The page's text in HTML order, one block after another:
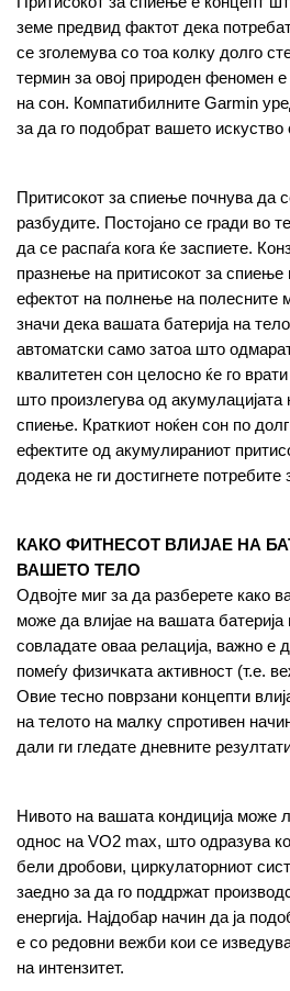
земе предвид фактот дека
се зголемува со тоа колку долго
термин за овој природен феномен
на сон. Компатибилните Garmin
за да го подобрат вашето искуство
Притисокот за спиење почнува да
разбудите. Постојано се гради во
да се распаѓа кога ќе заспиете.
празнење на притисокот за
ефектот на полнење на полесните
значи дека вашата батерија на
автоматски само затоа што
квалитетен сон целосно ќе го
што произлегува од акумулацијата
спиење. Краткиот ноќен сон по
ефектите од акумулираниот
додека не ги достигнете потребите
КАКО ФИТНЕСОТ ВЛИЈАЕ НА
ВАШЕТО ТЕЛО
Одвојте миг за да разберете како
може да влијае на вашата батерија
совладате оваа релација, важно е
помеѓу физичката активност (т.е.
Овие тесно поврзани концепти
на телото на малку спротивен
дали ги гледате дневните
Нивото на вашата кондиција може
однос на VO2 max, што одразува
бели дробови, циркулаторниот
заедно за да го поддржат
енергија. Најдобар начин да ја
е со редовни вежби кои се
на интензитет.